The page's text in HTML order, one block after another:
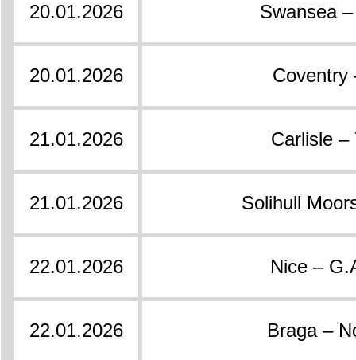
20.01.2026 Swansea
20.01.2026 Coventry
21.01.2026 Carlisle –
21.01.2026 Solihull
22.01.2026 Nice –
22.01.2026 Braga –